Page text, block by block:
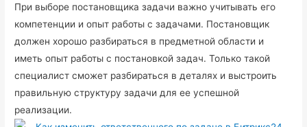
При выборе постановщика задачи важно учитывать его
компетенции и опыт работы с задачами. Постановщик
должен хорошо разбираться в предметной области и
иметь опыт работы с постановкой задач. Только такой
специалист сможет разбираться в деталях и выстроить
правильную структуру задачи для ее успешной
реализации.